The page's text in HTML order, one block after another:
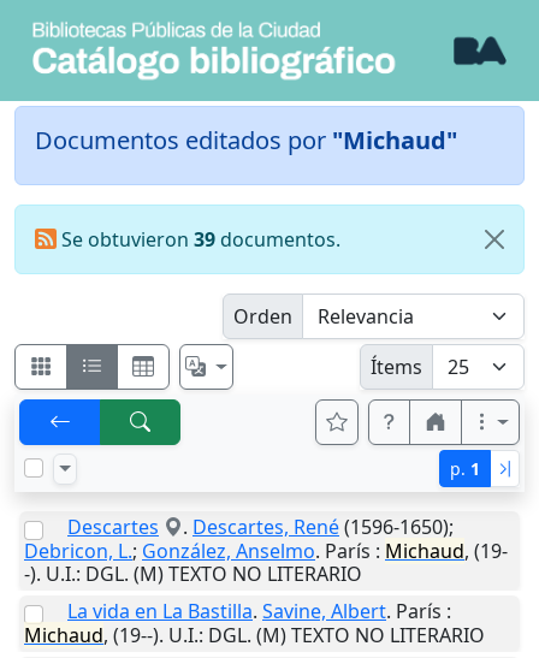
Documentos editados por "Michaud"
Se obtuvieron 39documentos.
Orden
Ítems
p. 1
Descartes . Descartes, René(1596-1650);
Debricon, L.; González, Anselmo. París : Michaud, (19-
-). U.I.: DGL. (M) TEXTO NO LITERARIO
La vida en La Bastilla. Savine, Albert. París :
Michaud, (19--). U.I.: DGL. (M) TEXTO NO LITERARIO